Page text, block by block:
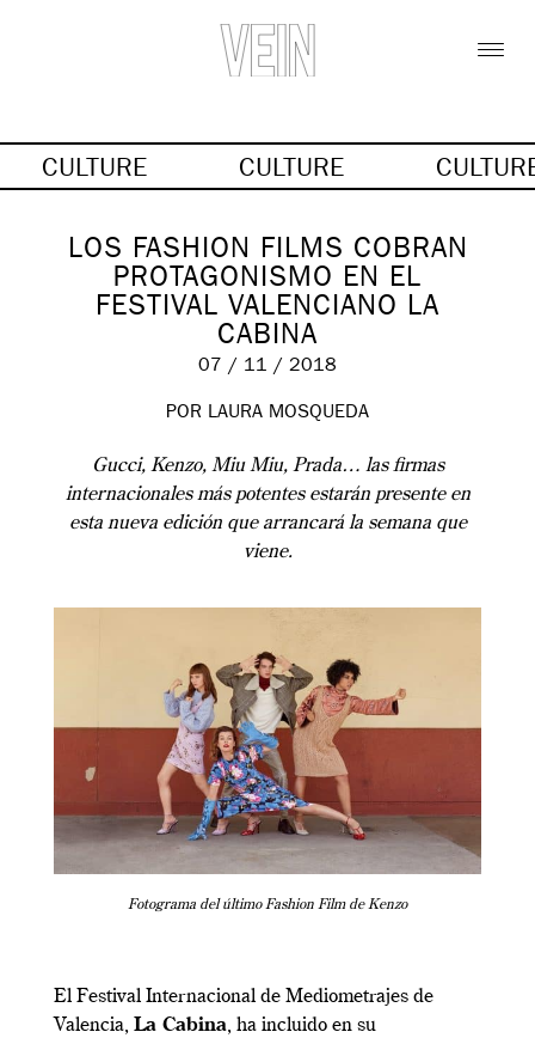
CULTURE CULTURE
LOS FASHION FILMS COBRAN
PROTAGONISMO EN EL
FESTIVAL VALENCIANO LA
CABINA
07 / 11 / 2018
POR LAURA MOSQUEDA
Gucci, Kenzo, Miu Miu, Prada… las firmas
internacionales más potentes estarán presente en
esta nueva edición que arrancará la semana que
viene.
Fotograma del último Fashion Film de Kenzo
El Festival Internacional de Mediometrajes de
Valencia, La Cabina, ha incluido en su